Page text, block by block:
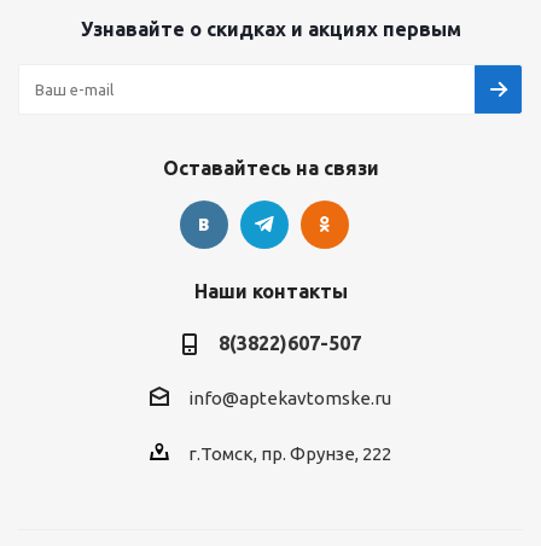
Узнавайте о скидках и акциях первым
Оставайтесь на связи
Наши контакты
8(3822)607-507
info@aptekavtomske.ru
г.Томск, пр. Фрунзе, 222